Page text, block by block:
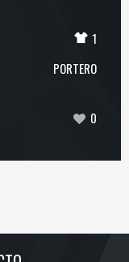
1
PORTERO
0